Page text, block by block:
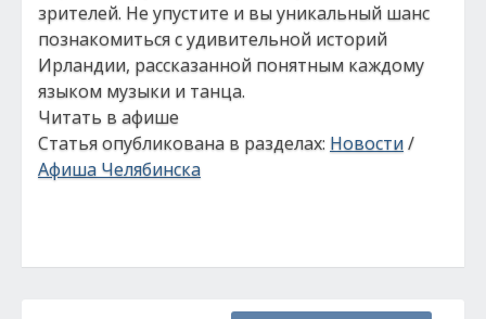
зрителей. Не упустите и вы уникальный шанс
познакомиться с удивительной историй
Ирландии, рассказанной понятным каждому
языком музыки и танца.
Читать в афише
Статья опубликована в разделах: Новости/
Афиша Челябинска